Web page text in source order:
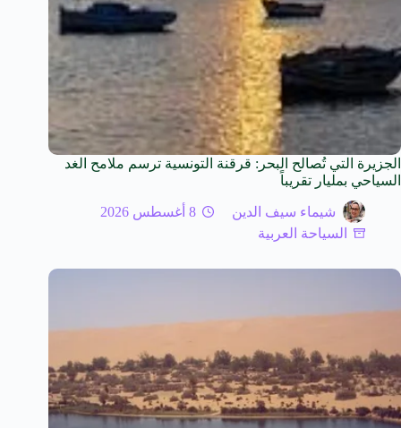
الجزيرة التي تُصالح البحر: قرقنة التونسية ترسم ملامح الغد
السياحي بمليار تقريباً
شيماء سيف الدين
8 أغسطس 2026
السياحة العربية